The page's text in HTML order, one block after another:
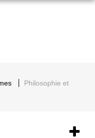
Philosophie et